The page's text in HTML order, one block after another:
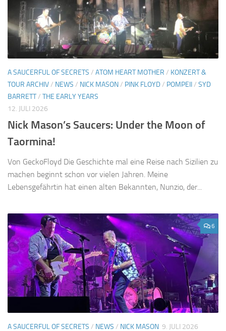
A SAUCERFUL OF SECRETS / ATOM HEART MOTHER / KONZERT &
TOUR ARCHIV/ NEWS / NICK MASON/ PINK FLOYD/ POMPEII/ SYD
BARRETT/ THE EARLY YEARS
12. JULI 2026
Nick Mason’s Saucers: Under the Moon of
Taormina!
Von GeckoFloyd Die Geschichte mal eine Reise nach Sizilien zu
machen beginnt schon vor vielen Jahren. Meine
Lebensgefährtin hat einen alten Bekannten, Nunzio, der...
6
A SAUCERFUL OF SECRETS / NEWS / NICK MASON 9. JULI 2026